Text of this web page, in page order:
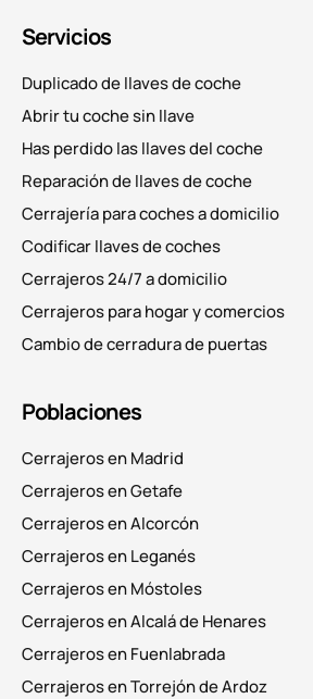
Servicios
Duplicado de llaves de coche
Abrir tu coche sin llave
Has perdido las llaves del coche
Reparación de llaves de coche
Cerrajería para coches a domicilio
Codificar llaves de coches
Cerrajeros 24/7 a domicilio
Cerrajeros para hogar y comercios
Cambio de cerradura de puertas
Poblaciones
Cerrajeros en Madrid
Cerrajeros en Getafe
Cerrajeros en Alcorcón
Cerrajeros en Leganés
Cerrajeros en Móstoles
Cerrajeros en Alcalá de Henares
Cerrajeros en Fuenlabrada
Cerrajeros en Torrejón de Ardoz